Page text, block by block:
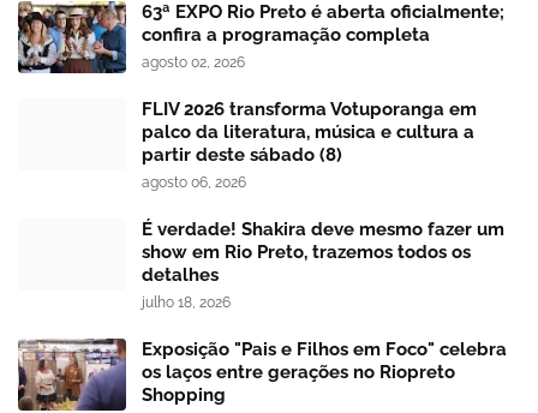
63ª EXPO Rio Preto é aberta oficialmente;
confira a programação completa
agosto 02, 2026
FLIV 2026 transforma Votuporanga em
palco da literatura, música e cultura a
partir deste sábado (8)
agosto 06, 2026
É verdade! Shakira deve mesmo fazer um
show em Rio Preto, trazemos todos os
detalhes
julho 18, 2026
Exposição "Pais e Filhos em Foco" celebra
os laços entre gerações no Riopreto
Shopping